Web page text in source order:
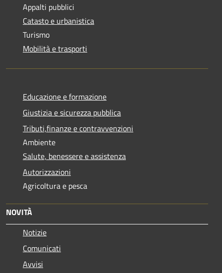
Appalti pubblici
Catasto e urbanistica
Turismo
Mobilità e trasporti
Educazione e formazione
Giustizia e sicurezza pubblica
Tributi,finanze e contravvenzioni
Ambiente
Salute, benessere e assistenza
Autorizzazioni
Agricoltura e pesca
NOVITÀ
Notizie
Comunicati
Avvisi